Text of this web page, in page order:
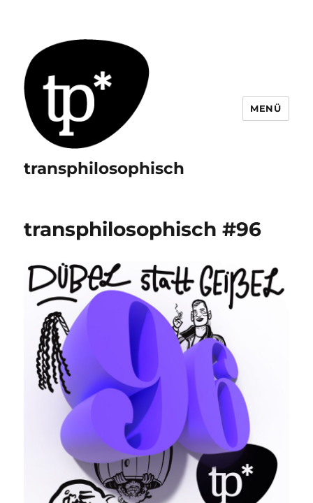
transphilosophisch
MENÜ
transphilosophisch #96